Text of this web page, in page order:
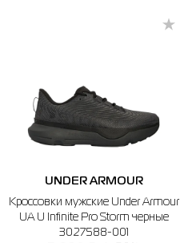
UNDER ARMOUR
Кроссовки мужские Under Armour
UA U Infinite Pro Storm черные
3027588-001